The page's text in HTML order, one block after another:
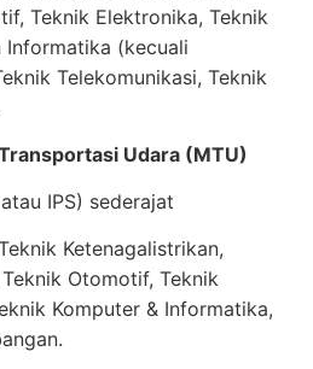
Teknik Elektronika, Teknik
Informatika (kecuali
Telekomunikasi, Teknik
Udara (MTU)
IPS) sederajat
Ketenagalistrikan,
Otomotif, Teknik
Komputer & Informatika,